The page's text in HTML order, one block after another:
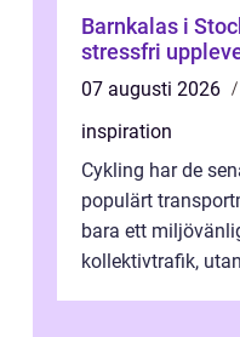
Barnkalas i
stressfri
07 augusti 2026
inspiration
Cykling har de
populärt
bara ett
kollektivtrafik,